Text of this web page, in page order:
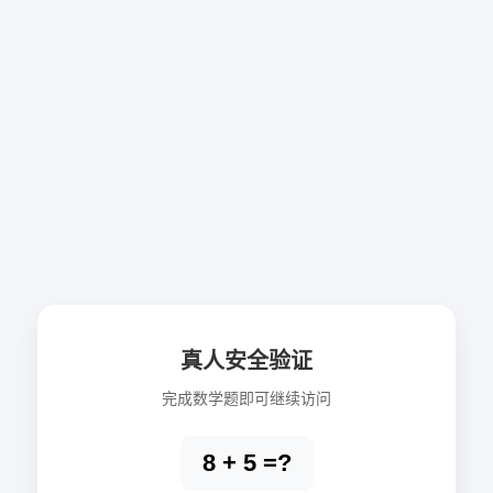
真人安全验证
完成数学题即可继续访问
8 + 5 =?